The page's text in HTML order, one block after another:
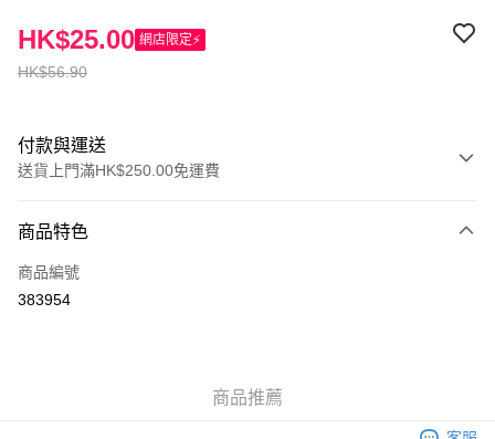
HK$56.90
HK$25.00 網店限定⚡
付款與運送
送貨上門滿HK$250.00免運費
信用卡
Apple Pay
商品特色
商品編號
383954
商品推薦